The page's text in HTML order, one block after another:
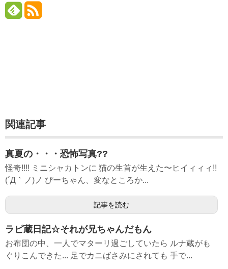
関連記事
真夏の・・・恐怖写真??
怪奇!!!! ミニシャカトンに 猫の生首が生えた〜ヒイィィィ!!
(´Д｀ノ)ノ ぴーちゃん、変なところか...
記事を読む
ラピ蔵日記☆それが兄ちゃんだもん
お布団の中、一人でマターリ過ごしていたら ルナ蔵がも
ぐりこんできた... 足でカニばさみにされても 手で...